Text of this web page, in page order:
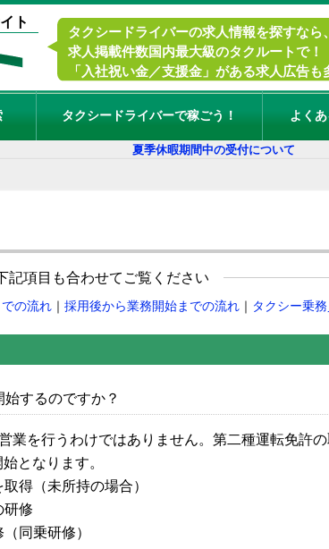
ト
タクシードライバーの求人情報を探すなら、
求人掲載件数国内最大級のタクルートで！
「入社祝い金／支援金」がある求人広告も
タクシードライバーで稼ごう！ よく
夏季休暇期間中の受付について
記項目も合わせてご覧ください
の流れ ｜ 採用後から業務開始までの流れ ｜ タクシー乗
するのですか？
業を行うわけではありません。第二種運転免許
となります。
得（未所持の場合）
修
同乗研修）